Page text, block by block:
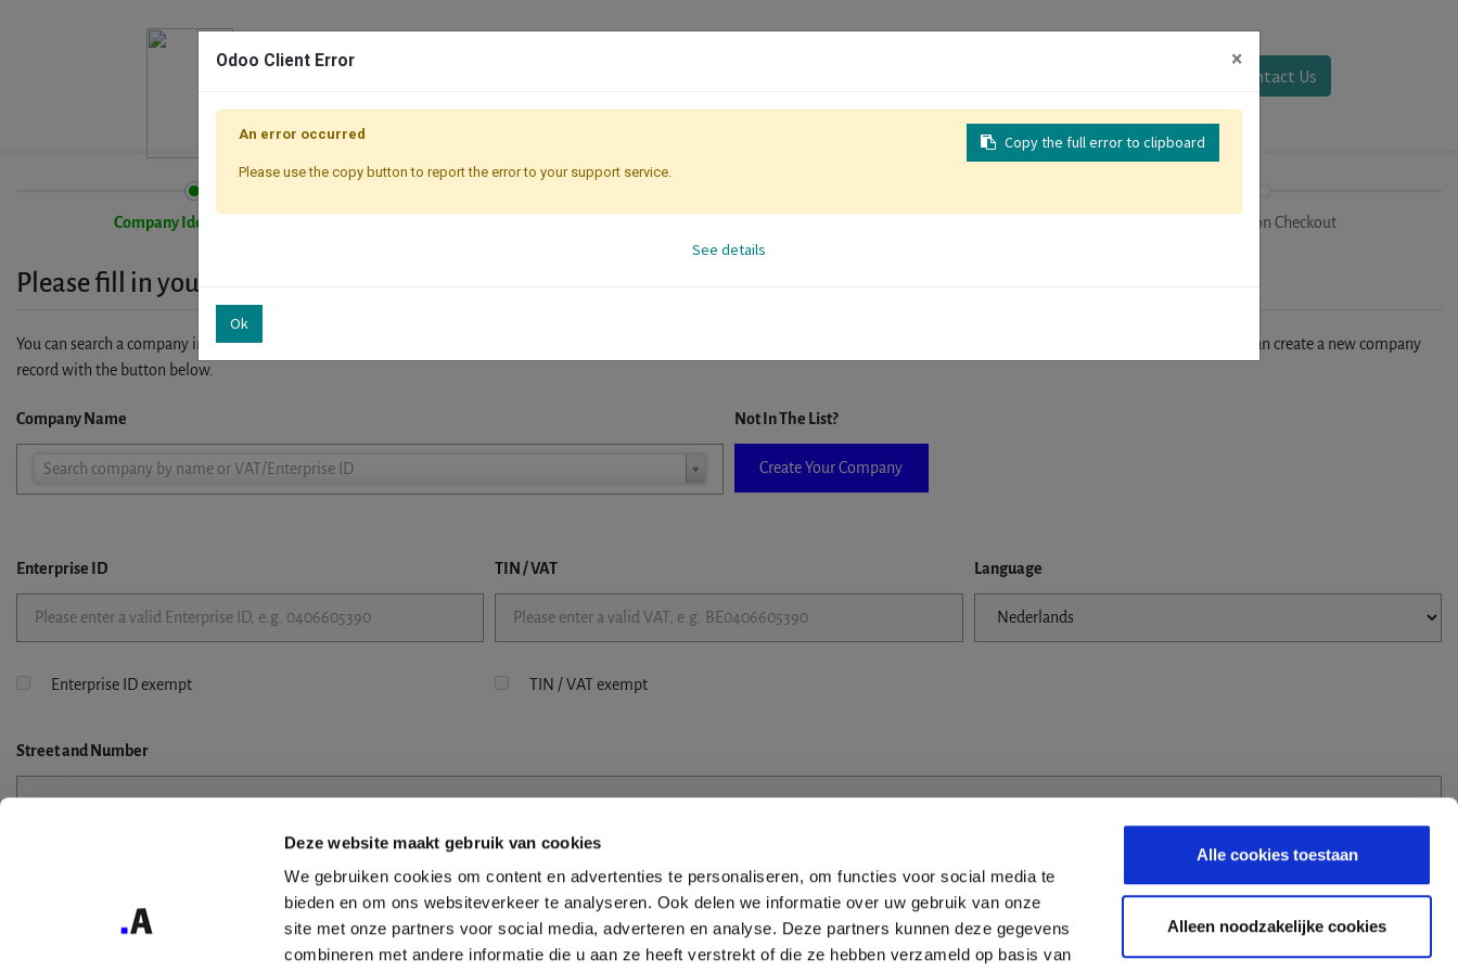
Deze website maakt gebruik van cookies
We gebruiken cookies om content en advertenties te personaliseren, om functies voor social media te
bieden en om ons websiteverkeer te analyseren. Ook delen we informatie over uw gebruik van onze
site met onze partners voor social media, adverteren en analyse. Deze partners kunnen deze gegevens
combineren met andere informatie die u aan ze heeft verstrekt of die ze hebben verzameld op basis van
Alle cookies toestaan
Alleen noodzakelijke cookies
Contact Us
Company Identification Registration Checkout
Please fill in your company details
You can search a company in our database by name, VAT or enterprise ID. When a company is selected it will auto-complete the form. If you don't find your company in our database, you can create a new company
record with the button below.
Company Name
Search company by name or VAT/Enterprise ID
Company
Not In The List?
Create Your Company
Enterprise ID TIN / VAT Language
Enterprise ID exempt TIN / VAT exempt
Streetand Number
Odoo Client Error ×
Copy the full error to clipboard
An error occurred
Please use the copy button to report the error to your support service.
See details
Ok